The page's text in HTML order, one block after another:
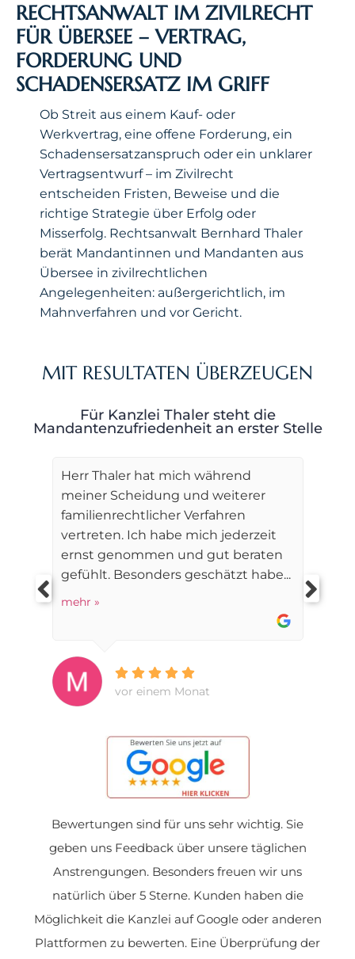
RECHTSANWALT IM ZIVILRECHT
FÜR ÜBERSEE – VERTRAG,
FORDERUNG UND
SCHADENSERSATZ IM GRIFF
Ob Streit aus einem Kauf- oder
Werkvertrag, eine offene Forderung, ein
Schadensersatzanspruch oder ein unklarer
Vertragsentwurf – im Zivilrecht
entscheiden Fristen, Beweise und die
richtige Strategie über Erfolg oder
Misserfolg. Rechtsanwalt Bernhard Thaler
berät Mandantinnen und Mandanten aus
Übersee in zivilrechtlichen
Angelegenheiten: außergerichtlich, im
Mahnverfahren und vor Gericht.
MIT RESULTATEN ÜBERZEUGEN
Für Kanzlei Thaler steht die
Mandantenzufriedenheit an erster Stelle
Herr Thaler hat mich während
meiner Scheidung und weiterer
familienrechtlicher Verfahren
vertreten. Ich habe mich jederzeit
ernst genommen und gut beraten
gefühlt. Besonders geschätzt habe...
mehr »
vor einem Monat
Bewertungen sind für uns sehr wichtig. Sie
geben uns Feedback über unsere täglichen
Anstrengungen. Besonders freuen wir uns
natürlich über 5 Sterne. Kunden haben die
Möglichkeit die Kanzlei auf Google oder anderen
Plattformen zu bewerten. Eine Überprüfung der